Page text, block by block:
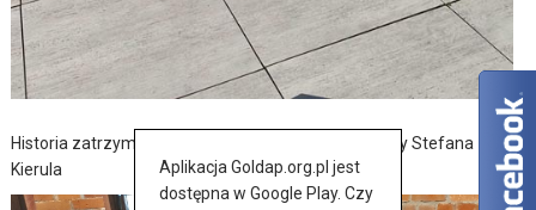
Historia zatrzymana w szkicach – wernisaż wystawy Stefana
Kierula
Aplikacja Goldap.org.pl jest
dostępna w Google Play. Czy